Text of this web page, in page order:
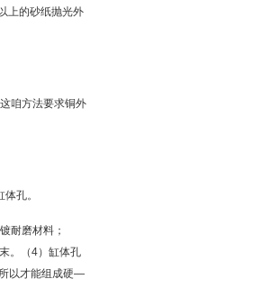
上的砂纸抛光外
咱方法要求铜外
孔。
耐磨材料；
。（4）缸体孔
以才能组成硬—